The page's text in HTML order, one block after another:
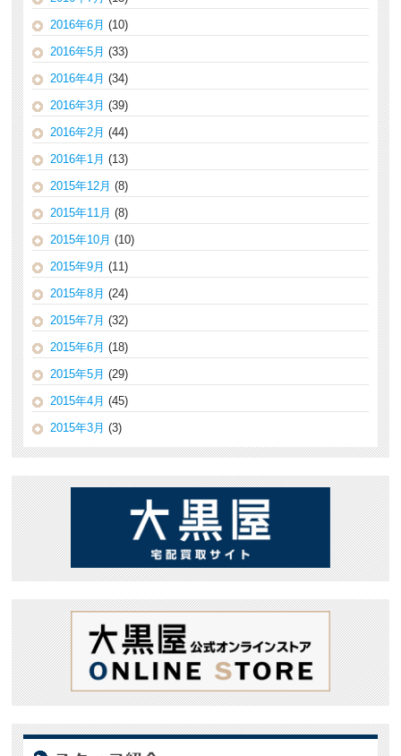
2016年6月 (10)
2016年5月 (33)
2016年4月 (34)
2016年3月 (39)
2016年2月 (44)
2016年1月 (13)
2015年12月 (8)
2015年11月 (8)
2015年10月 (10)
2015年9月 (11)
2015年8月 (24)
2015年7月 (32)
2015年6月 (18)
2015年5月 (29)
2015年4月 (45)
2015年3月 (3)